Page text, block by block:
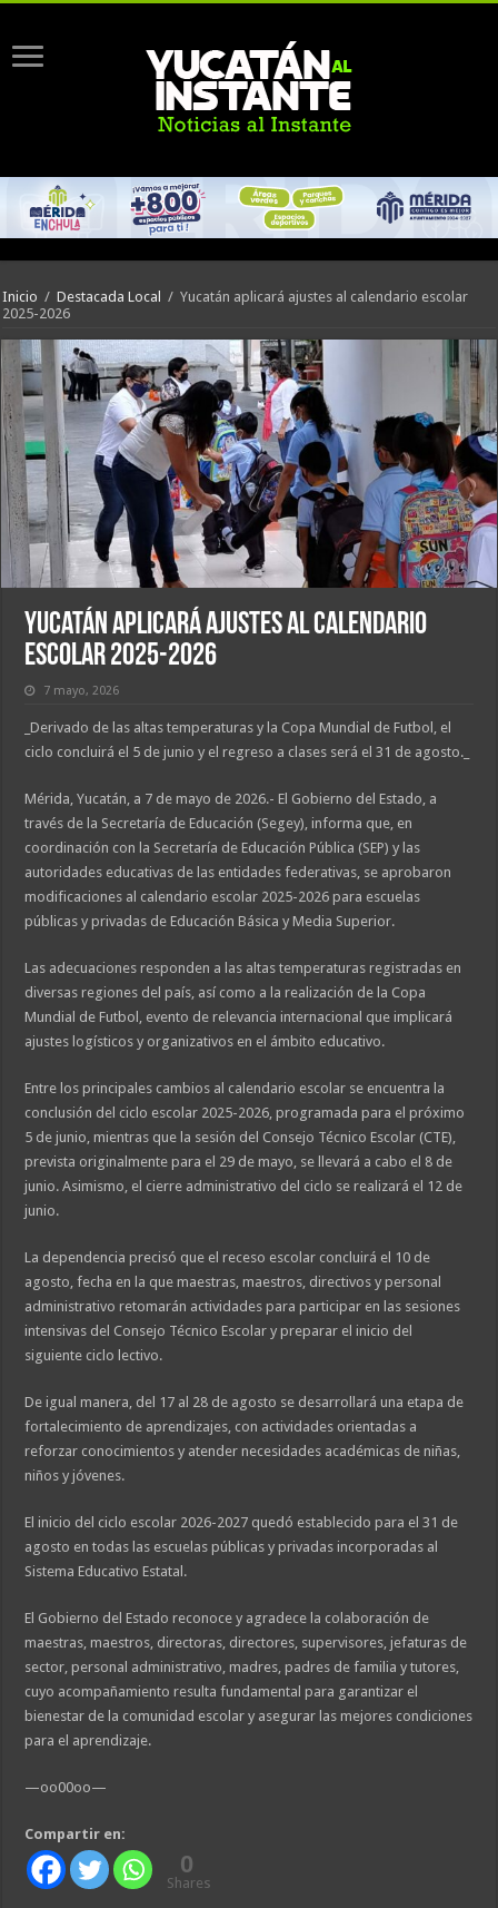
Inicio / Destacada Local / Yucatán aplicará ajustes al calendario escolar
2025-2026
Yucatán aplicará ajustes al calendario
escolar 2025-2026
7 mayo, 2026
_Derivado de las altas temperaturas y la Copa Mundial de Futbol, el
ciclo concluirá el 5 de junio y el regreso a clases será el 31 de agosto._
Mérida, Yucatán, a 7 de mayo de 2026.- El Gobierno del Estado, a
través de la Secretaría de Educación (Segey), informa que, en
coordinación con la Secretaría de Educación Pública (SEP) y las
autoridades educativas de las entidades federativas, se aprobaron
modificaciones al calendario escolar 2025-2026 para escuelas
públicas y privadas de Educación Básica y Media Superior.
Las adecuaciones responden a las altas temperaturas registradas en
diversas regiones del país, así como a la realización de la Copa
Mundial de Futbol, evento de relevancia internacional que implicará
ajustes logísticos y organizativos en el ámbito educativo.
Entre los principales cambios al calendario escolar se encuentra la
conclusión del ciclo escolar 2025-2026, programada para el próximo
5 de junio, mientras que la sesión del Consejo Técnico Escolar (CTE),
prevista originalmente para el 29 de mayo, se llevará a cabo el 8 de
junio. Asimismo, el cierre administrativo del ciclo se realizará el 12 de
junio.
La dependencia precisó que el receso escolar concluirá el 10 de
agosto, fecha en la que maestras, maestros, directivos y personal
administrativo retomarán actividades para participar en las sesiones
intensivas del Consejo Técnico Escolar y preparar el inicio del
siguiente ciclo lectivo.
De igual manera, del 17 al 28 de agosto se desarrollará una etapa de
fortalecimiento de aprendizajes, con actividades orientadas a
reforzar conocimientos y atender necesidades académicas de niñas,
niños y jóvenes.
El inicio del ciclo escolar 2026-2027 quedó establecido para el 31 de
agosto en todas las escuelas públicas y privadas incorporadas al
Sistema Educativo Estatal.
El Gobierno del Estado reconoce y agradece la colaboración de
maestras, maestros, directoras, directores, supervisores, jefaturas de
sector, personal administrativo, madres, padres de familia y tutores,
cuyo acompañamiento resulta fundamental para garantizar el
bienestar de la comunidad escolar y asegurar las mejores condiciones
para el aprendizaje.
—oo00oo—
Compartir en:
0
Shares